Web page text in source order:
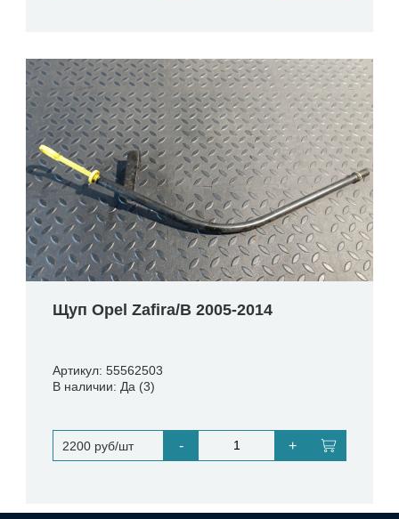
Щуп Opel Zafira/B 2005-2014
Артикул: 55562503
В наличии: Да (3)
2200 руб/шт - +